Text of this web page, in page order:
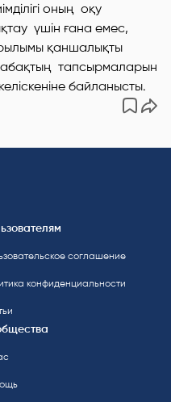
оның оқу
үшін ғана емес,
қаншалықты
тапсырмаларын
байланысты.
соглашение
конфиденциальности